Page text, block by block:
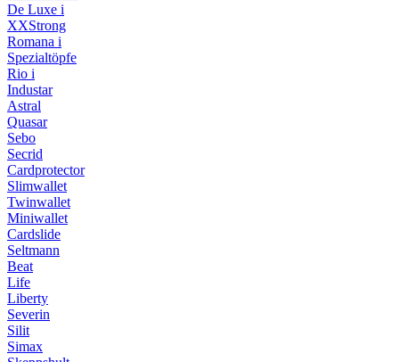
De Luxe i
XXStrong
Romana i
Spezialtöpfe
Rio i
Industar
Astral
Quasar
Sebo
Secrid
Cardprotector
Slimwallet
Twinwallet
Miniwallet
Cardslide
Seltmann
Beat
Life
Liberty
Severin
Silit
Simax